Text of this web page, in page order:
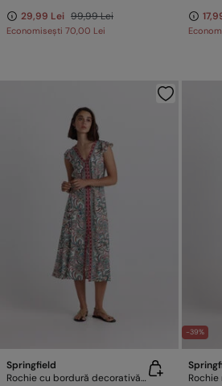
29,99 Lei 99,99 Lei
Economisești 70,00 Lei
Springfield
Rochie cu bordură decorativă centrală
-39%